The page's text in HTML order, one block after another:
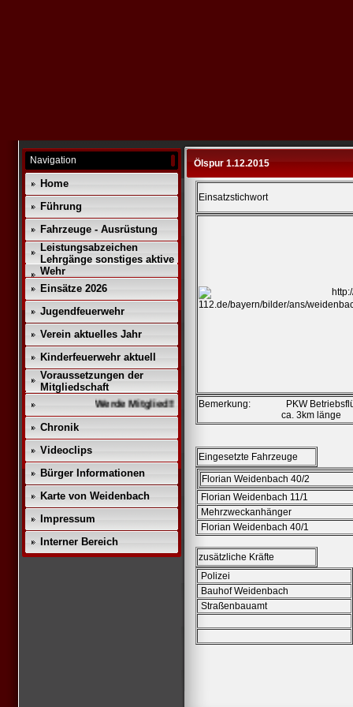
Navigation
Home
Führung
Fahrzeuge - Ausrüstung
Leistungsabzeichen
Lehrgänge sonstiges aktive
Wehr
Einsätze 2026
Jugendfeuerwehr
Verein aktuelles Jahr
Kinderfeuerwehr aktuell
Voraussetzungen der
Mitgliedschaft
Werde Mitglied!!
Chronik
Videoclips
Bürger Informationen
Karte von Weidenbach
Impressum
Interner Bereich
Ölspur 1.12.2015
Einsatzstichwort
Bemerkung: PKW
ca. 3km länge
Eingesetzte Fahrzeuge
Florian Weidenbach 40/2
Florian Weidenbach 11/1
Mehrzweckanhänger
Florian Weidenbach 40/1
zusätzliche Kräfte
Polizei
Bauhof Weidenbach
Straßenbauamt